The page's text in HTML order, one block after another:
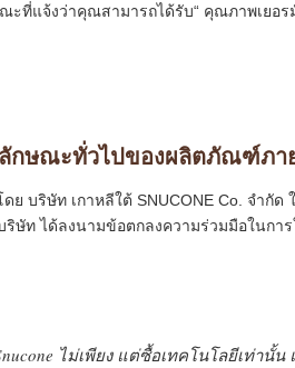
ะที่แจ้งว่าคุณสามารถได้รับ“ คุณภาพเยอร
ลักษณะทั่วไปของผลิตภัณฑ์ภา
ย บริษัท เกาหลีใต้ SNUCONE Co. จำกั
ริษัท ได้ลงนามข้อตกลงความร่วมมือในก
ไม่เพียง แต่ซื้อเทคโนโลยีเท่า